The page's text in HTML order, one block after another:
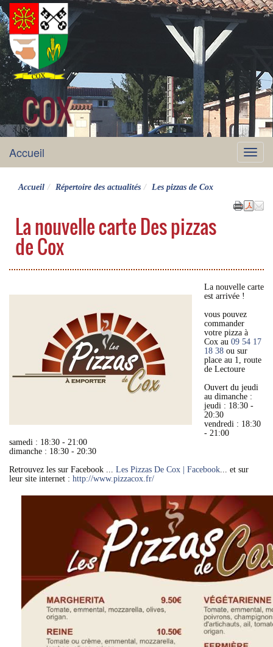
COX
site officiel
Menu
Accueil
Accueil Répertoire des actualités Les pizzas de Cox
La nouvelle carte Des pizzas
de Cox
La nouvelle carte
est arrivée !
vous pouvez
commander
votre pizza à
Cox au 09 54 17
18 38 ou sur
place au 1, route
de Lectoure
Ouvert du jeudi
au dimanche :
jeudi : 18:30 -
20:30
vendredi : 18:30
- 21:00
samedi : 18:30 - 21:00
dimanche : 18:30 - 20:30
Retrouvez les sur Facebook ... Les Pizzas De Cox | Facebook... et sur
leur site internet : http://www.pizzacox.fr/